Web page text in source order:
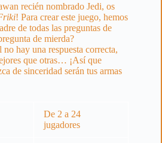
recién nombrado Jedi, os
! Para crear este juego, hemos
de todas las preguntas de
de mierda?
hay una respuesta correcta,
que otras… ¡Así que
de sinceridad serán tus armas
De 2 a 24
jugadores